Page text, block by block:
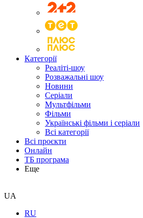
Категорії
Реаліті-шоу
Розважальні шоу
Новини
Серіали
Мультфільми
Фільми
Українські фільми і серіали
Всі категорії
Всі проєкти
Онлайн
ТБ програма
Еще
UA
RU